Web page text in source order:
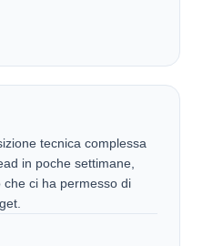
tecnica complessa
in poche settimane,
che ci ha permesso di